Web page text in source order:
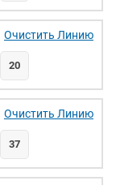
20
Очистить Линию
37
Очистить Линию